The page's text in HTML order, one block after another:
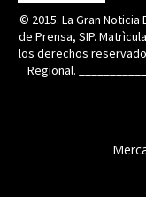
© 2015. La Gran
de Prensa, SIP.
los derechos
Regional.